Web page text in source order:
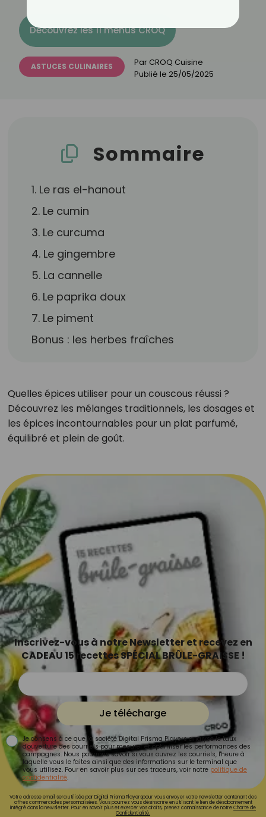
Découvrez les 11 menus CROQ
ASTUCES CULINAIRES Par CROQ Cuisine
Publié le 25/05/2025
Sommaire
1. Le ras el-hanout
2. Le cumin
3. Le curcuma
4. Le gingembre
5. La cannelle
6. Le paprika doux
7. Le piment
Bonus : les herbes fraîches
Quelles épices utiliser pour un couscous réussi ?
Découvrez les mélanges traditionnels, les dosages et
les épices incontournables pour un plat parfumé,
équilibré et plein de goût.
Inscrivez-vous à notre Newsletter et recevez en
CADEAU 15 recettes SPÉCIAL BRÛLE-GRAISSE !
Je télécharge
Je consens à ce que la société Digital Prisma Players analyse le taux
d'ouverture des courriels pour mesurer et optimiser les performances des
campagnes. Nous pourrons savoir si vous ouvrez les courriels, l'heure à
laquelle vous le faites ainsi que des informations sur le terminal que
vous utilisez. Pour en savoir plus sur ces traceurs, voir notre politique de
confidentialité.
Votre adresse email sera utilisée par Digital Prisma Playerspour vous envoyer votre newsletter contenant des
offres commerciales personnalisées. Vous pourrez vous désinscrire en utilisant le lien de désabonnement
intégré dans la newsletter. Pour en savoir plus et exercer vos droits, prenez connaissance de notreCharte de
Confidentialité.